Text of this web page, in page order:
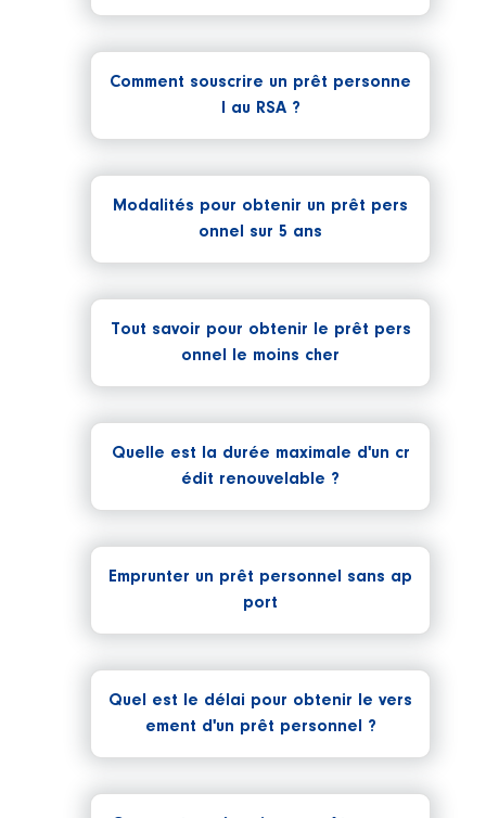
Comment souscrire un prêt personne
l au RSA ?
Modalités pour obtenir un prêt pers
onnel sur 5 ans
Tout savoir pour obtenir le prêt pers
onnel le moins cher
Quelle est la durée maximale d'un cr
édit renouvelable ?
Emprunter un prêt personnel sans ap
port
Quel est le délai pour obtenir le vers
ement d'un prêt personnel ?